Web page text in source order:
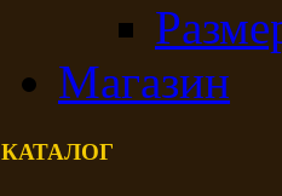
Магазин
КАТАЛОГ